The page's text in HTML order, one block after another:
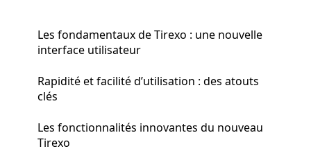
Les fondamentaux de Tirexo : une nouvelle
interface utilisateur
Rapidité et facilité d’utilisation : des atouts
clés
Les fonctionnalités innovantes du nouveau
Tirexo